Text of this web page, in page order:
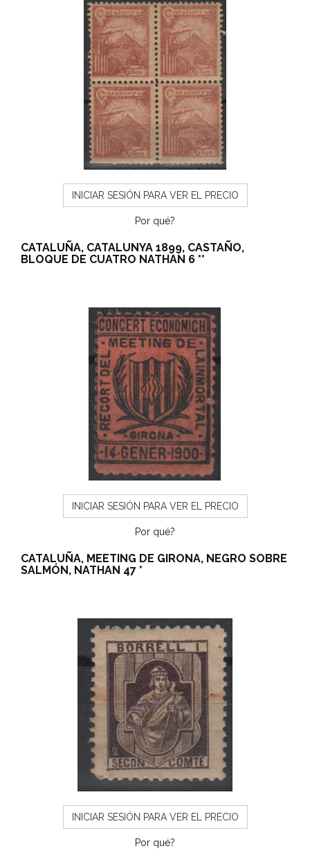
INICIAR SESIÓN PARA VER EL PRECIO
Por qué?
CATALUÑA, CATALUNYA 1899, CASTAÑO,
BLOQUE DE CUATRO NATHAN 6 **
INICIAR SESIÓN PARA VER EL PRECIO
Por qué?
CATALUÑA, MEETING DE GIRONA, NEGRO SOBRE
SALMÓN, NATHAN 47 *
INICIAR SESIÓN PARA VER EL PRECIO
Por qué?